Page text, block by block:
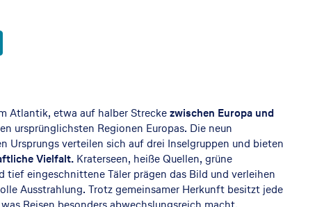
Atlantik, etwa auf halber Streckezwischen Europa und
ursprünglichsten Regionen Europas. Die neun
Ursprungs verteilen sich auf drei Inselgruppen und bieten
Vielfalt. Kraterseen, heiße Quellen, grüne
tief eingeschnittene Täler prägen das Bild und verleihen
Ausstrahlung. Trotz gemeinsamer Herkunft besitzt jede